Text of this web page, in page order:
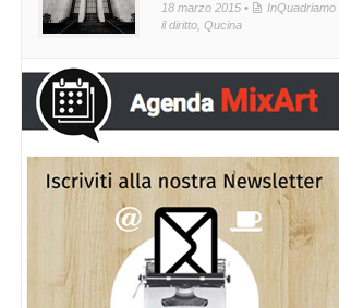
18 marzo 2015 •
InQuadriamo
il diritto ,Qucina